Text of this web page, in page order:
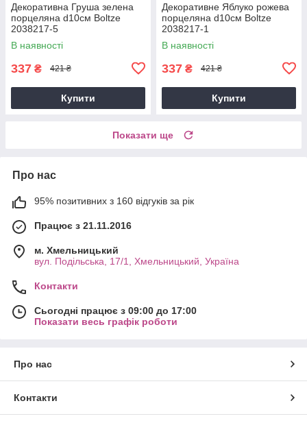
Декоративна Груша зелена
порцеляна d10см Boltze
2038217-5
В наявності
337 ₴ 421 ₴
Купити
Декоративне Яблуко рожева
порцеляна d10см Boltze
2038217-1
В наявності
337 ₴ 421 ₴
Купити
Показати ще
Про нас
95% позитивних з 160 відгуків за рік
Працює з 21.11.2016
м. Хмельницький
вул. Подільська, 17/1, Хмельницький, Україна
Контакти
Сьогодні працює з 09:00 до 17:00
Показати весь графік роботи
Про нас
Контакти